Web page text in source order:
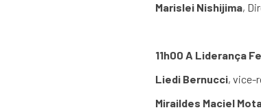
Marislei Nishijima,
11h00 A Liderança
Liedi Bernucci, vice-
Miraildes Maciel